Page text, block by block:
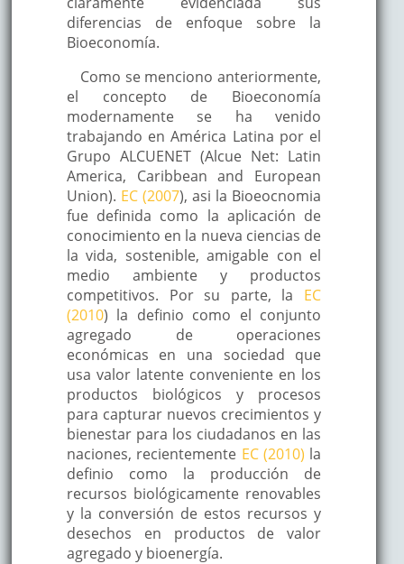
diferencias de enfoque sobre la
Bioeconomía.
Como se menciono anteriormente,
el concepto de Bioeconomía
modernamente se ha venido
trabajando en América Latina por el
Grupo ALCUENET (Alcue Net: Latin
America, Caribbean and European
Union). EC (2007), asi la Bioeocnomia
fue definida como la aplicación de
conocimiento en la nueva ciencias de
la vida, sostenible, amigable con el
medio ambiente y productos
competitivos. Por su parte, la EC
(2010) la definio como el conjunto
agregado de operaciones
económicas en una sociedad que
usa valor latente conveniente en los
productos biológicos y procesos
para capturar nuevos crecimientos y
bienestar para los ciudadanos en las
naciones, recientemente EC (2010) la
definio como la producción de
recursos biológicamente renovables
y la conversión de estos recursos y
desechos en productos de valor
agregado y bioenergía.